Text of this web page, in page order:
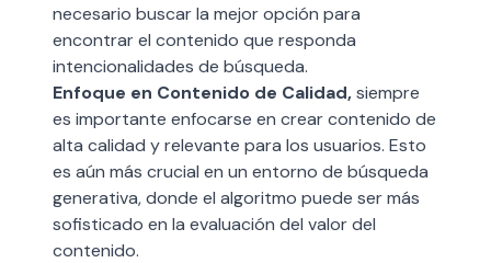
necesario buscar la mejor opción para
encontrar el contenido que responda
intencionalidades de búsqueda.
Enfoque en Contenido de Calidad,siempre
es importante enfocarse en crear contenido de
alta calidad y relevante para los usuarios. Esto
es aún más crucial en un entorno de búsqueda
generativa, donde el algoritmo puede ser más
sofisticado en la evaluación del valor del
contenido.